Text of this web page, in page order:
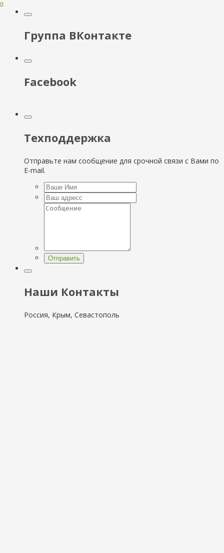
Группа ВКонтакте
Facebook
Техподдержка
Отправьте нам сообщение для срочной связи с Вами по
E-mail.
Отправить
Наши Контакты
Россия, Крым, Севастополь